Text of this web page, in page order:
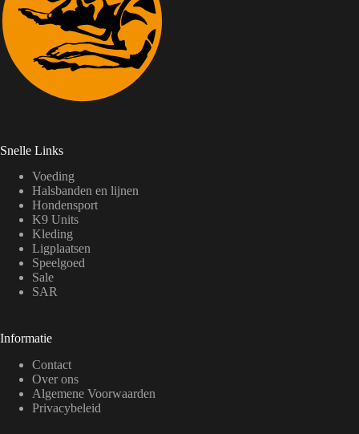
Snelle Links
Voeding
Halsbanden en lijnen
Hondensport
K9 Units
Kleding
Ligplaatsen
Speelgoed
Sale
SAR
Informatie
Contact
Over ons
Algemene Voorwaarden
Privacybeleid